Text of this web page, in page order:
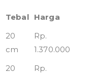
Tebal Harga
20
cm
Rp.
1.370.000
20
Rp.